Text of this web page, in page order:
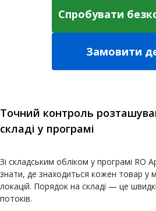
Спробувати
Замовити
Точний контроль
складі у програмі
Зі складським обліком у програмі RO
знати, де знаходиться кожен товар у
локацій. Порядок на складі — це
потоків.